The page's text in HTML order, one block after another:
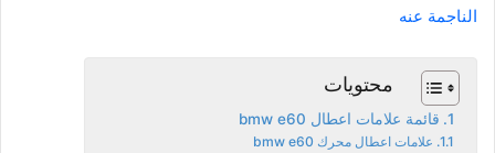
الناجمة عنه
محتويات
قائمة علامات اعطال bmw e60
علامات اعطال محرك bmw e60